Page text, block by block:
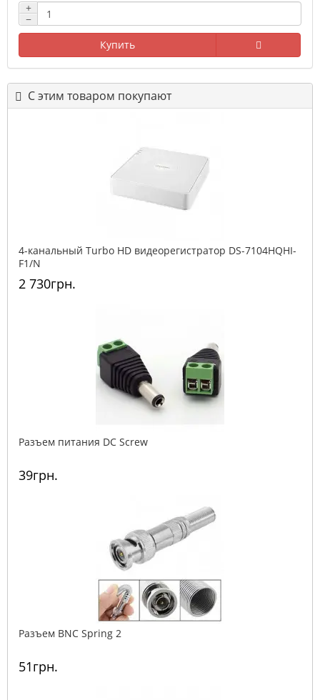
+
−
Купить
С этим товаром покупают
4-канальный Turbo HD видеорегистратор DS-7104HQHI-
F1/N
2 730грн.
Разъем питания DC Screw
39грн.
Разъем BNC Spring 2
51грн.